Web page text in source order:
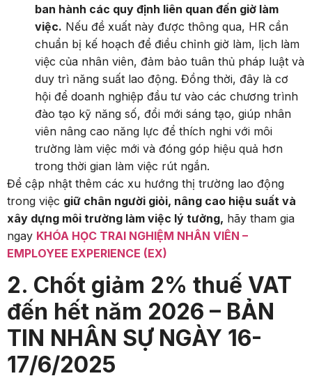
ban hành các quy định liên quan đến giờ làm
việc. Nếu đề xuất này được thông qua, HR cần
chuẩn bị kế hoạch để điều chỉnh giờ làm, lịch làm
việc của nhân viên, đảm bảo tuân thủ pháp luật và
duy trì năng suất lao động. Đồng thời, đây là cơ
hội để doanh nghiệp đầu tư vào các chương trình
đào tạo kỹ năng số, đổi mới sáng tạo, giúp nhân
viên nâng cao năng lực để thích nghi với môi
trường làm việc mới và đóng góp hiệu quả hơn
trong thời gian làm việc rút ngắn.
Để cập nhật thêm các xu hướng thị trường lao động
trong việc giữ chân người giỏi, nâng cao hiệu suất và
xây dựng môi trường làm việc lý tưởng, hãy tham gia
ngay KHÓA HỌC TRAI NGHIỆM NHÂN VIÊN –
EMPLOYEE EXPERIENCE (EX)
2. Chốt giảm 2% thuế VAT
đến hết năm 2026 – BẢN
TIN NHÂN SỰ NGÀY 16-
17/6/2025